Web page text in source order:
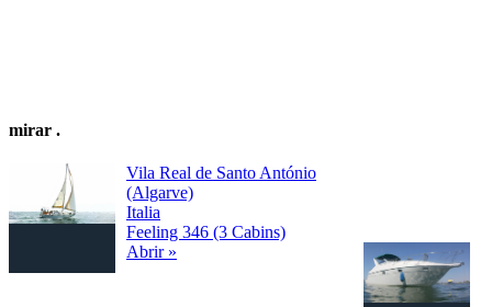
mirar .
Vila Real de Santo António
(Algarve)
Italia
Feeling 346 (3 Cabins)
Abrir »